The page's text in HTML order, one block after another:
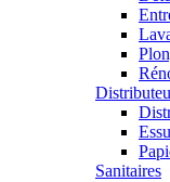
Sanitaires